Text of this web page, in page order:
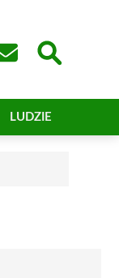
LUDZIE